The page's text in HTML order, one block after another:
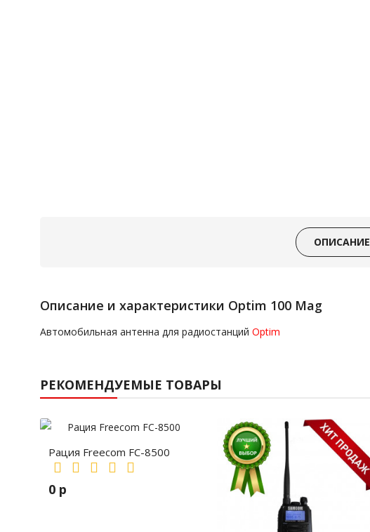
ОПИСАНИЕ
Описание и характеристики Optim 100 Mag
Автомобильная антенна для радиостанций Optim
РЕКОМЕНДУЕМЫЕ ТОВАРЫ
Рация Freecom FC-8500
0 р